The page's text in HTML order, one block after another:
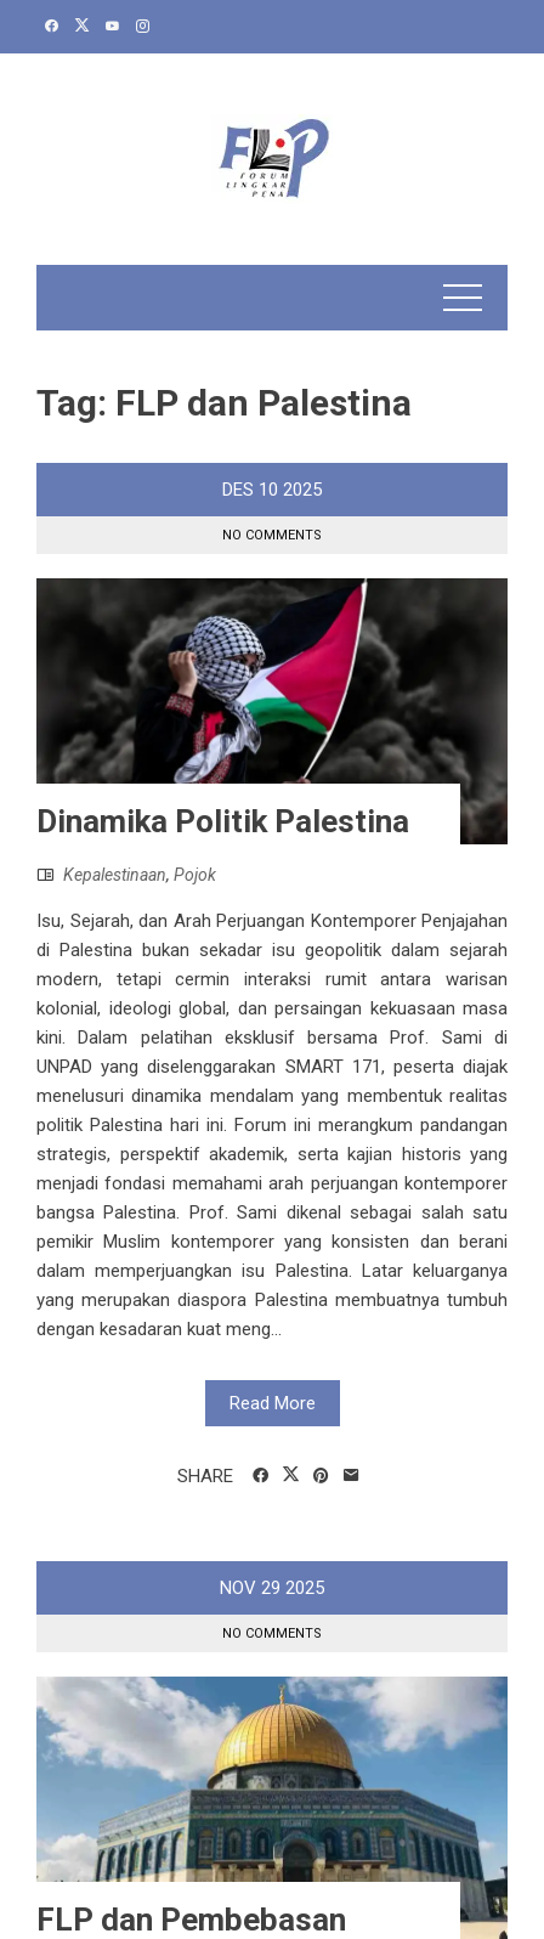
Tag: FLP dan Palestina
DES 10 2025
NO COMMENTS
Dinamika Politik Palestina
Kepalestinaan, Pojok
Isu, Sejarah, dan Arah Perjuangan Kontemporer Penjajahan
di Palestina bukan sekadar isu geopolitik dalam sejarah
modern, tetapi cermin interaksi rumit antara warisan
kolonial, ideologi global, dan persaingan kekuasaan masa
kini. Dalam pelatihan eksklusif bersama Prof. Sami di
UNPAD yang diselenggarakan SMART 171, peserta diajak
menelusuri dinamika mendalam yang membentuk realitas
politik Palestina hari ini. Forum ini merangkum pandangan
strategis, perspektif akademik, serta kajian historis yang
menjadi fondasi memahami arah perjuangan kontemporer
bangsa Palestina. Prof. Sami dikenal sebagai salah satu
pemikir Muslim kontemporer yang konsisten dan berani
dalam memperjuangkan isu Palestina. Latar keluarganya
yang merupakan diaspora Palestina membuatnya tumbuh
dengan kesadaran kuat meng...
Read More
SHARE
NOV 29 2025
NO COMMENTS
FLP dan Pembebasan